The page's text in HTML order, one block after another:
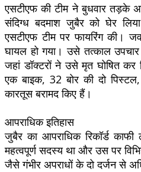
एसटीएफ की टीम ने बुधवार तड़के
संदिग्ध बदमाश जुबैर को घेर
एसटीएफ टीम पर फायरिंग की।
घायल हो गया। उसे तत्काल
जहां डॉक्टरों ने उसे मृत घोषित
एक बाइक, 32 बोर की दो
कारतूस बरामद किए हैं।
आपराधिक इतिहास
जुबैर का आपराधिक रिकॉर्ड
महत्वपूर्ण सदस्य था और उस पर
जैसे गंभीर अपराधों के दो दर्जन से